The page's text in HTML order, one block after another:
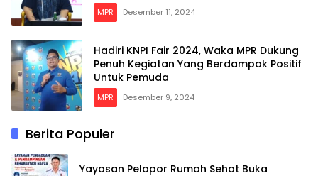
MPR Desember 11, 2024
Hadiri KNPI Fair 2024, Waka MPR Dukung
Penuh Kegiatan Yang Berdampak Positif
Untuk Pemuda
MPR Desember 9, 2024
Berita Populer
Yayasan Pelopor Rumah Sehat Buka